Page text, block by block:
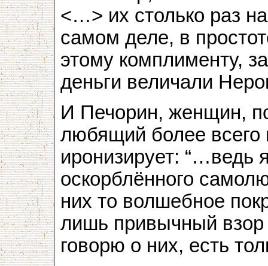
<…> их столько раз
самом деле, в
этому комплименту,
деньги величали
И Печорин, женщин,
любящий более всего
иронизирует: “…ведь
оскорблённого
них то волшебное
лишь привычный взор
говорю о них, есть